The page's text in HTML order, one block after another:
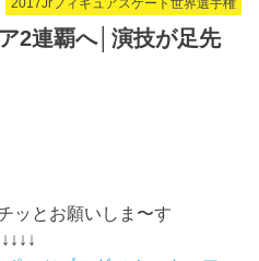
2017Jrフィギュアスケート世界選手権
2連覇へ│演技が足先
ッとお願いしま〜す